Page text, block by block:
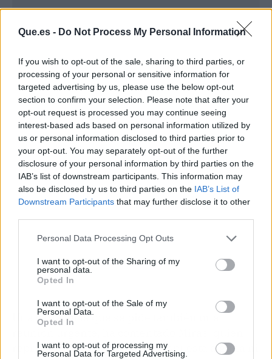
Que.es - Do Not Process My Personal Information
If you wish to opt-out of the sale, sharing to third parties, or
processing of your personal or sensitive information for
targeted advertising by us, please use the below opt-out
section to confirm your selection. Please note that after your
opt-out request is processed you may continue seeing
interest-based ads based on personal information utilized by
us or personal information disclosed to third parties prior to
your opt-out. You may separately opt-out of the further
disclosure of your personal information by third parties on the
IAB’s list of downstream participants. This information may
also be disclosed by us to third parties on the IAB’s List of
Downstream Participants that may further disclose it to other
Personal Data Processing Opt Outs
I want to opt-out of the Sharing of my
personal data.
Opted In
I want to opt-out of the Sale of my
Personal Data.
Opted In
I want to opt-out of processing my
Personal Data for Targeted Advertising.
Publicidad
Una carta en la que se pide también una
reprueba no haber recibido respuesta alguna ni